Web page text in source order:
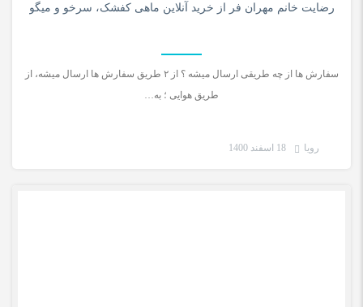
رضایت خانم مهران فر از خرید آنلاین ماهی کفشک، سرخو و میگو
سفارش ها از چه طریقی ارسال میشه ؟ از ۲ طریق سفارش ها ارسال میشه، از
طریق هوایی ؛ به…
رویا 18 اسفند 1400